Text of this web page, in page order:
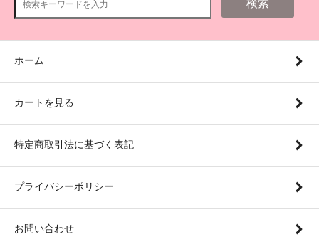
検索
ホーム
カートを見る
特定商取引法に基づく表記
プライバシーポリシー
お問い合わせ